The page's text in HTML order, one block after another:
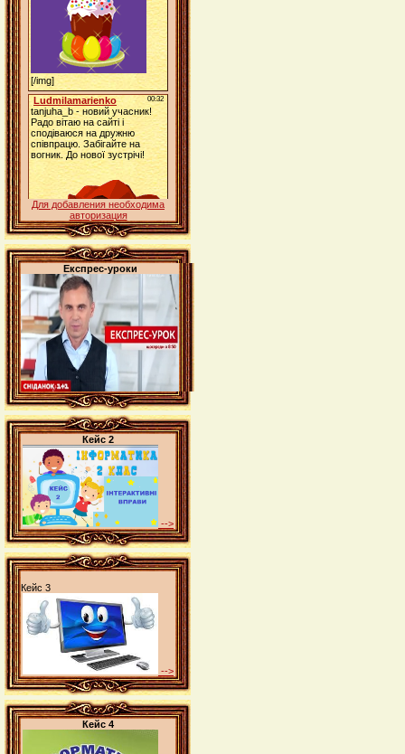
Для добавления необходима
авторизация
Експрес-уроки
Кейс 2
-->
Кейс 3
-->
Кейс 4